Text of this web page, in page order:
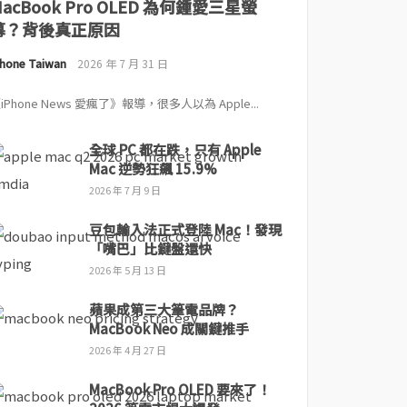
Pro OLED 為何鍾愛三星螢
？背後真正原因
Taiwan 2026 年 7 月 31 日
News 愛瘋了》報導，很多人以為 Apple...
全球 PC 都在跌，只有 Apple
Mac 逆勢狂飆 15.9%
2026 年 7 月 9 日
豆包輸入法正式登陸 Mac！發現
「嘴巴」比鍵盤還快
2026 年 5 月 13 日
蘋果成第三大筆電品牌？
MacBook Neo 成關鍵推手
2026 年 4 月 27 日
MacBook Pro OLED 要來了！